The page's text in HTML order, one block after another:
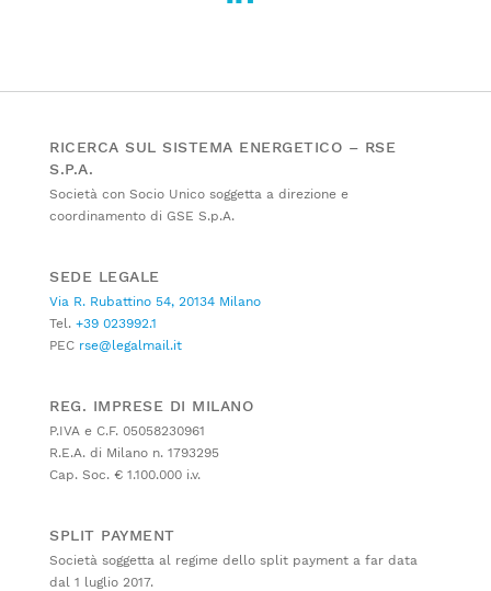
RICERCA SUL SISTEMA ENERGETICO – RSE
S.P.A.
Società con Socio Unico soggetta a direzione e
coordinamento di GSE S.p.A.
SEDE LEGALE
Via R. Rubattino 54, 20134 Milano
Tel. +39 023992.1
PEC rse@legalmail.it
REG. IMPRESE DI MILANO
P.IVA e C.F. 05058230961
R.E.A. di Milano n. 1793295
Cap. Soc. € 1.100.000 i.v.
SPLIT PAYMENT
Società soggetta al regime dello split payment a far data
dal 1 luglio 2017.